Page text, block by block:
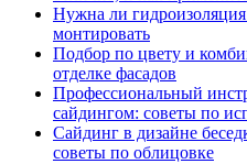
Нужна ли
монтировать
Подбор по цвету и
отделке фасадов
Профессиональный
сайдингом: советы по
Сайдинг в дизайне
советы по облицовке